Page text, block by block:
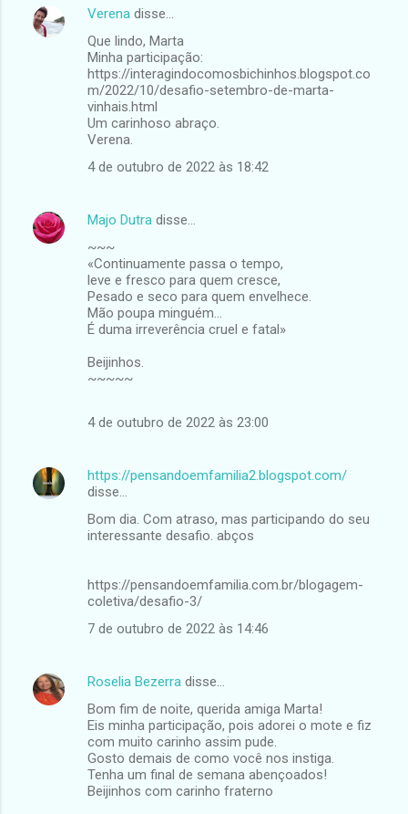
Verena disse…
Que lindo, Marta
Minha participação:
https://interagindocomosbichinhos.blogspot.co
m/2022/10/desafio-setembro-de-marta-
vinhais.html
Um carinhoso abraço.
Verena.
4 de outubro de 2022 às 18:42
Majo Dutra disse…
~~~
«Continuamente passa o tempo,
leve e fresco para quem cresce,
Pesado e seco para quem envelhece.
Mão poupa minguém...
É duma irreverência cruel e fatal»
Beijinhos.
~~~~~
4 de outubro de 2022 às 23:00
https://pensandoemfamilia2.blogspot.com/
disse…
Bom dia. Com atraso, mas participando do seu
interessante desafio. abços
https://pensandoemfamilia.com.br/blogagem-
coletiva/desafio-3/
7 de outubro de 2022 às 14:46
Roselia Bezerra disse…
Bom fim de noite, querida amiga Marta!
Eis minha participação, pois adorei o mote e fiz
com muito carinho assim pude.
Gosto demais de como você nos instiga.
Tenha um final de semana abençoados!
Beijinhos com carinho fraterno